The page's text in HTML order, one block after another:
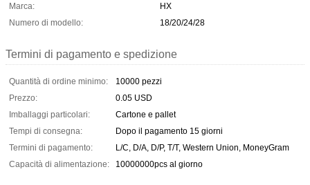
Marca:
HX
Numero di modello:
18/20/24/28
Termini di pagamento e spedizione
Quantità di ordine minimo:
10000 pezzi
Prezzo:
0.05 USD
Imballaggi particolari:
Cartone e pallet
Tempi di consegna:
Dopo il pagamento 15 giorni
Termini di pagamento:
L/C, D/A, D/P, T/T, Western Union, MoneyGram
Capacità di alimentazione:
10000000pcs al giorno